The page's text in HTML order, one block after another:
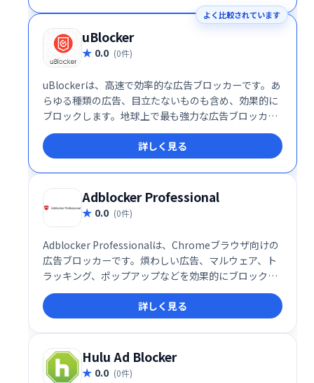
よく比較されています
uBlocker
0.0 (0件)
uBlockerは、高速で効率的な広告ブロッカーです。あ
らゆる種類の広告、目立たないものも含め、効果的に
ブロックします。地球上で最も強力な広告ブロッカー
として、快適なインターネット体験を提供します。
詳しく見る
Adblocker Professional
0.0 (0件)
Adblocker Professionalは、Chromeブラウザ向けの
広告ブロッカーです。煩わしい広告、マルウェア、ト
ラッキング、ポップアップなどを効果的にブロック
し、快適なWeb閲覧を実現します。YouTubeや
Facebookなどのサイトの邪魔な広告も非表示にで
き、集中力を妨げることなく情報収集に専念できま
す。メニューから簡単にオンオフを切り替えられるの
で、必要に応じて機能を調整可能です。
詳しく見る
Hulu Ad Blocker
0.0 (0件)